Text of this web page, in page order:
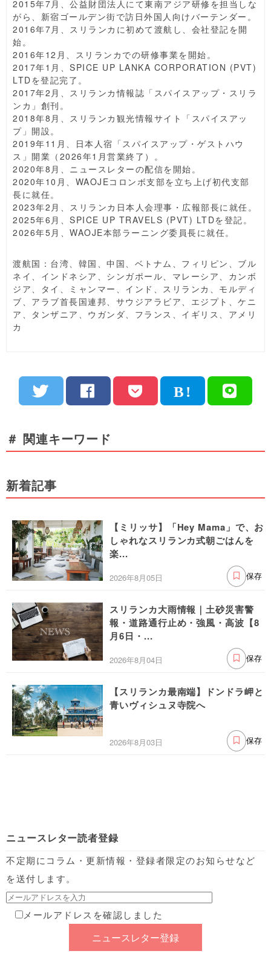
2015年7月、公益財団法人にて東南アジア研修を担当しな
がら、新宿ゴールデン街で訪日外国人向けバーテンダー。
2016年7月、スリランカに初めて渡航し、会社登記を開
始。
2016年12月、スリランカでの研修事業を開始。
2017年1月、SPICE UP LANKA CORPORATION (PVT)
LTDを登記完了。
2017年2月、スリランカ情報誌「スパイスアップ・スリラ
ンカ」創刊。
2018年8月、スリランカ観光情報サイト「スパイスアッ
プ」開設。
2019年11月、日本人宿「スパイスアップ・ゲストハウ
ス」開業（2026年1月営業終了）。
2020年8月、ニュースレターの配信を開始。
2020年10月、WAOJEコロンボ支部を立ち上げ初代支部
長に就任。
2023年2月、スリランカ日本人会理事・広報部長に就任。
2025年6月、SPICE UP TRAVELS (PVT) LTDを登記。
2026年5月、WAOJE本部ラーニング委員長に就任。
渡航国：台湾、韓国、中国、ベトナム、フィリピン、ブル
ネイ、インドネシア、シンガポール、マレーシア、カンボ
ジア、タイ、ミャンマー、インド、スリランカ、モルディ
ブ、アラブ首長国連邦、サウジアラビア、エジプト、ケニ
ア、タンザニア、ウガンダ、フランス、イギリス、アメリ
カ
＃ 関連キーワード
新着記事
【ミリッサ】「Hey Mama」で、お
しゃれなスリランカ式朝ごはんを
楽...
2026年8月05日 保存
スリランカ大雨情報｜土砂災害警
報・道路通行止め・強風・高波【8
月6日・...
2026年8月04日 保存
【スリランカ最南端】ドンドラ岬と
青いヴィシュヌ寺院へ
2026年8月03日 保存
ニュースレター読者登録
不定期にコラム・更新情報・登録者限定のお知らせなど
を送付します。
メールアドレスを確認しました